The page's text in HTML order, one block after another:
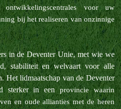
ontwikkelingscentrales voor uw
bij het realiseren van onzinnige
in de Deventer Unie, met wie we
stabiliteit en welvaart voor alle
Het lidmaatschap van de Deventer
sterker in eenprovincie waarin
en oude allianties met de heren